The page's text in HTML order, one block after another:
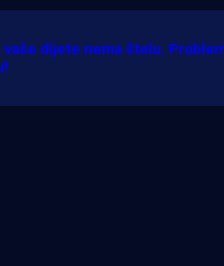
dijete nema štelu.